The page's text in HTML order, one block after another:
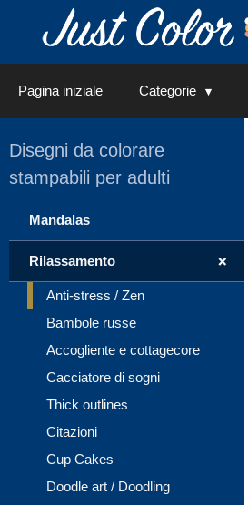
Pagina iniziale Categorie
Disegni da colorare
stampabili per adulti
Mandalas
+
Rilassamento
Anti-stress / Zen
Bambole russe
Accogliente e cottagecore
Cacciatore di sogni
Thick outlines
Citazioni
Cup Cakes
Doodle art / Doodling